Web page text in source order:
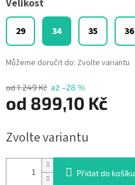
od 1 249 Kč až –28 %
od 899,10 Kč
cena:
Zvolte variantu
Velikost
29 34 35 36
Můžeme doručit do: Zvolte variantu
Přidat do košíku